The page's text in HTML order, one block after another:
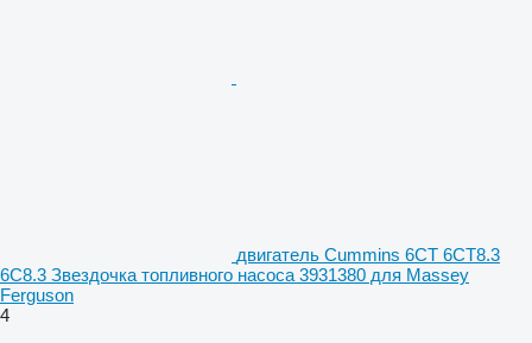
двигатель Cummins 6CT 6CT8.3
6C8.3 Звездочка топливного насоса 3931380 для Massey
Ferguson
4